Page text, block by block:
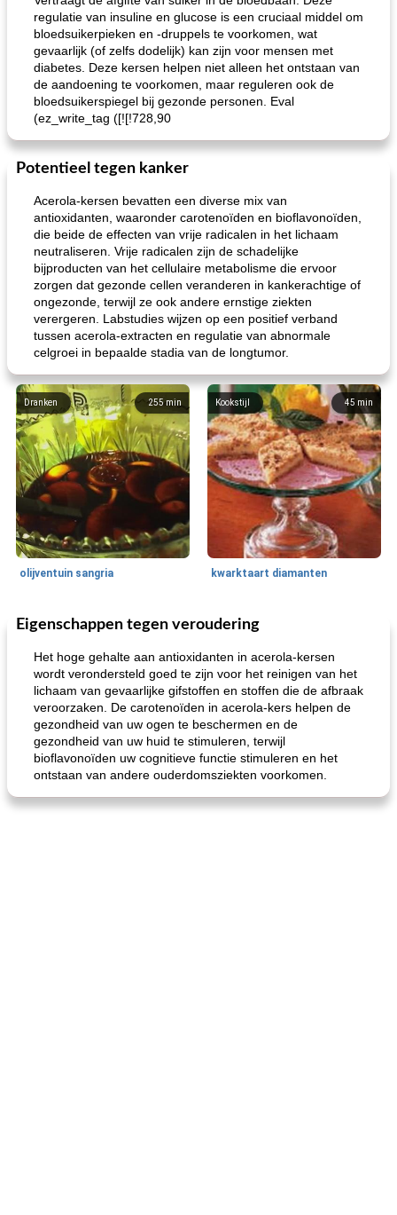
regulatie van insuline en glucose is een cruciaal middel om
bloedsuikerpieken en -druppels te voorkomen, wat
gevaarlijk (of zelfs dodelijk) kan zijn voor mensen met
diabetes. Deze kersen helpen niet alleen het ontstaan ​​van
de aandoening te voorkomen, maar reguleren ook de
bloedsuikerspiegel bij gezonde personen. Eval
(ez_write_tag ([![!728,90
Potentieel tegen kanker
Acerola-kersen bevatten een diverse mix van
antioxidanten, waaronder carotenoïden en bioflavonoïden,
die beide de effecten van vrije radicalen in het lichaam
neutraliseren. Vrije radicalen zijn de schadelijke
bijproducten van het cellulaire metabolisme die ervoor
zorgen dat gezonde cellen veranderen in kankerachtige of
ongezonde, terwijl ze ook andere ernstige ziekten
verergeren. Labstudies wijzen op een positief verband
tussen acerola-extracten en regulatie van abnormale
celgroei in bepaalde stadia van de longtumor.
255min
Dranken
olijventuin sangria
45 min
Kookstijl
kwarktaart diamanten
65min
Feestdagen en evenementen
de jamcake van Georgië tennessee
One Dish Meal
blauwe kaasperen kip
Eigenschappen tegen veroudering
Het hoge gehalte aan antioxidanten in acerola-kersen
wordt verondersteld goed te zijn voor het reinigen van het
lichaam van gevaarlijke gifstoffen en stoffen die de afbraak
veroorzaken. De carotenoïden in acerola-kers helpen de
gezondheid van uw ogen te beschermen en de
gezondheid van uw huid te stimuleren, terwijl
bioflavonoïden uw cognitieve functie stimuleren en het
ontstaan ​​van andere ouderdomsziekten voorkomen.